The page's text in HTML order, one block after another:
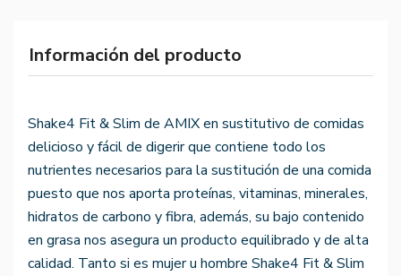
Información del producto
Shake4 Fit & Slim de AMIX en sustitutivo de comidas
delicioso y fácil de digerir que contiene todo los
nutrientes necesarios para la sustitución de una comida
puesto que nos aporta proteínas, vitaminas, minerales,
hidratos de carbono y fibra, además, su bajo contenido
en grasa nos asegura un producto equilibrado y de alta
calidad. Tanto si es mujer u hombre Shake4 Fit & Slim